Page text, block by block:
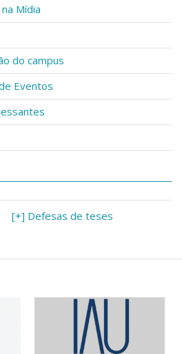
Prevenção
Mídia
do campus
Eventos
[+] Defesas de teses